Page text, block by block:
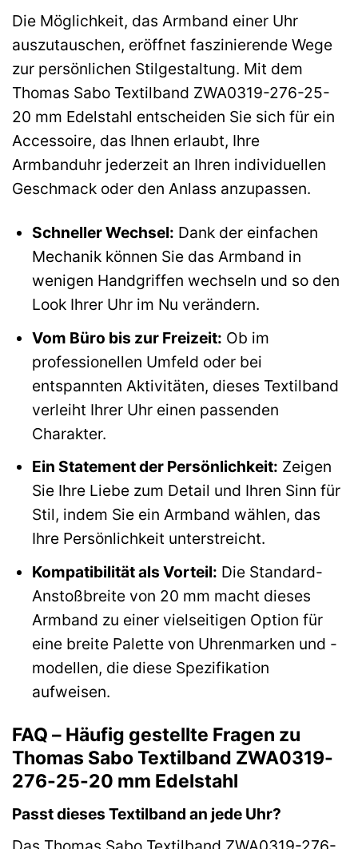
Die Möglichkeit, das Armband einer Uhr
auszutauschen, eröffnet faszinierende Wege
zur persönlichen Stilgestaltung. Mit dem
Thomas Sabo Textilband ZWA0319-276-25-
20 mm Edelstahl entscheiden Sie sich für ein
Accessoire, das Ihnen erlaubt, Ihre
Armbanduhr jederzeit an Ihren individuellen
Geschmack oder den Anlass anzupassen.
Schneller Wechsel: Dank der einfachen
Mechanik können Sie das Armband in
wenigen Handgriffen wechseln und so den
Look Ihrer Uhr im Nu verändern.
Vom Büro bis zur Freizeit: Ob im
professionellen Umfeld oder bei
entspannten Aktivitäten, dieses Textilband
verleiht Ihrer Uhr einen passenden
Charakter.
Ein Statement der Persönlichkeit: Zeigen
Sie Ihre Liebe zum Detail und Ihren Sinn für
Stil, indem Sie ein Armband wählen, das
Ihre Persönlichkeit unterstreicht.
Kompatibilität als Vorteil: Die Standard-
Anstoßbreite von 20 mm macht dieses
Armband zu einer vielseitigen Option für
eine breite Palette von Uhrenmarken und -
modellen, die diese Spezifikation
aufweisen.
FAQ – Häufig gestellte Fragen zu
Thomas Sabo Textilband ZWA0319-
276-25-20 mm Edelstahl
Passt dieses Textilband an jede Uhr?